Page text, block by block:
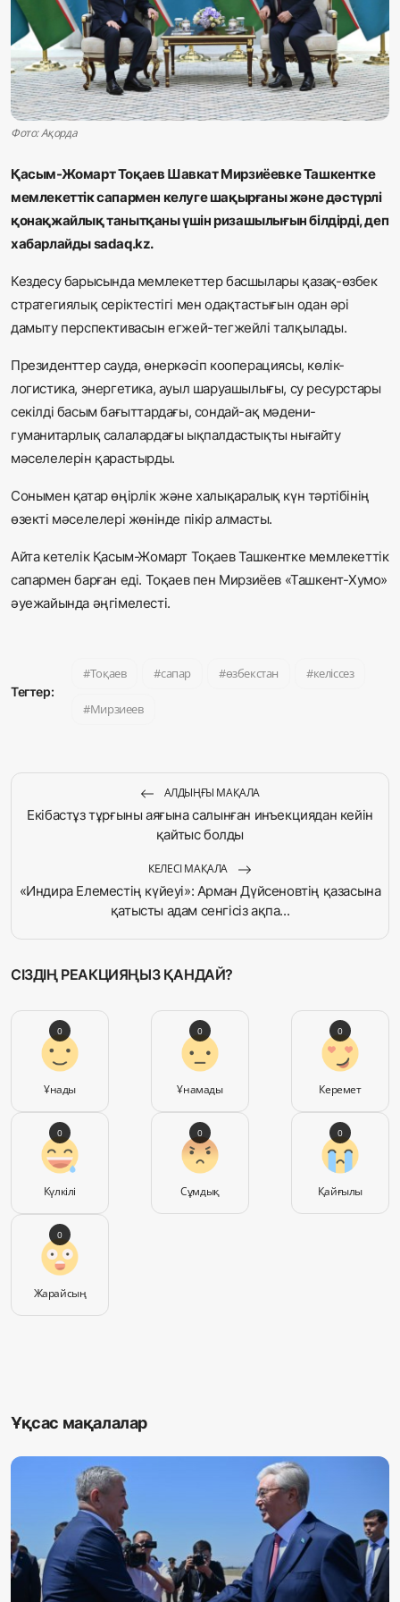
Жаңалықтар
Қоғам
Спорт
Журналистік зерттеу
Қазақ тілі
Фото: Ақорда
Қасым-Жомарт Тоқаев Шавкат Мирзиёевке Ташкентке
мемлекеттік сапармен келуге шақырғаны және дәстүрлі
қонақжайлық танытқаны үшін ризашылығын білдірді, деп
хабарлайды sadaq.kz.
Кездесу барысында мемлекеттер басшылары қазақ-өзбек
стратегиялық серіктестігі мен одақтастығын одан әрі
дамыту перспективасын егжей-тегжейлі талқылады.
Президенттер сауда, өнеркәсіп кооперациясы, көлік-
логистика, энергетика, ауыл шаруашылығы, су ресурстары
секілді басым бағыттардағы, сондай-ақ мәдени-
гуманитарлық салалардағы ықпалдастықты нығайту
мәселелерін қарастырды.
Сонымен қатар өңірлік және халықаралық күн тәртібінің
өзекті мәселелері жөнінде пікір алмасты.
Айта кетелік Қасым-Жомарт Тоқаев Ташкентке мемлекеттік
сапармен барған еді. Тоқаев пен Мирзиёев «Ташкент-Хумо»
әуежайында әңгімелесті.
Тегтер:
Тоқаев сапар өзбекстан келіссез
Мирзиеев
АЛДЫҢҒЫ МАҚАЛА
Екібастұз тұрғыны аяғына салынған инъекциядан кейін
қайтыс болды
КЕЛЕСІ МАҚАЛА
«Индира Елеместің күйеуі»: Арман Дүйсеновтің қазасына
қатысты адам сенгісіз ақпа...
СІЗДІҢ РЕАКЦИЯҢЫЗ ҚАНДАЙ?
Ұнады
0
Ұнамады
0
Керемет
0
Күлкілі
0
Сұмдық
0
Қайғылы
0
Жарайсың
0
Ұқсас мақалалар